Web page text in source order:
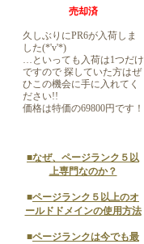
売却済
久しぶりにPR6が入荷しま
した(*'v'*)
…といっても入荷は1つだけ
ですので 探していた方はぜ
ひこの機会に手に入れてく
ださい!!
価格は特価の69800円です！
■なぜ、ページランク５以
上専門なのか？
■ページランク５以上のオ
ールドドメインの使用方法
■ページランクは今でも最